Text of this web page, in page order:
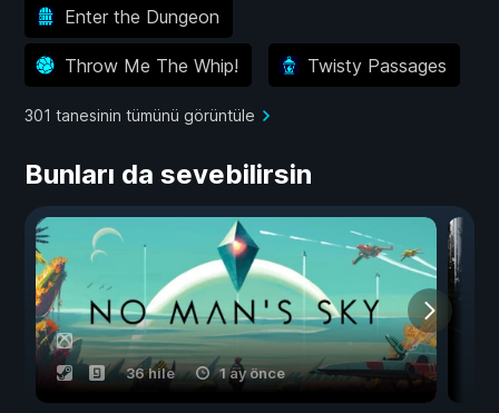
Enter the Dungeon
Throw Me The Whip! Twisty Passages
301 tanesinin tümünü görüntüle
Bunları da sevebilirsin
36 hile 1 ay önce